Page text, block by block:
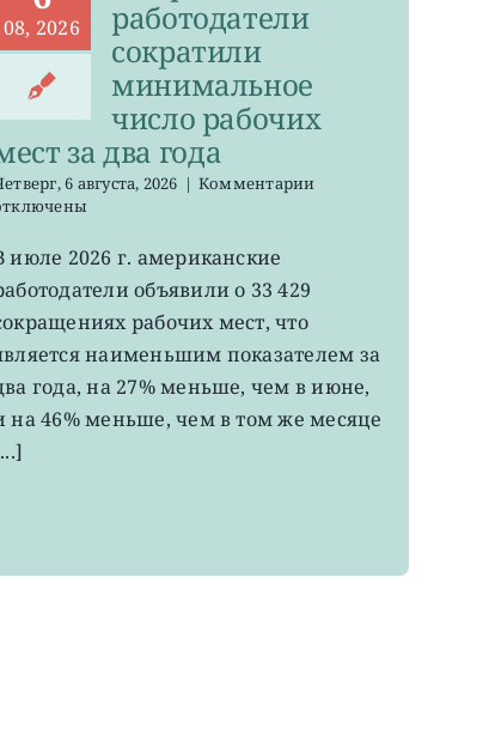
08, 2026
работодатели
сократили
минимальное
число рабочих
за два года
6 августа, 2026 | Комментариик
мест
за
года
июле 2026 г. американские
объявили о 33 429
рабочих мест, что
наименьшим показателем за
года, на 27% меньше, чем в июне,
на 46% меньше, чем в том же месяце